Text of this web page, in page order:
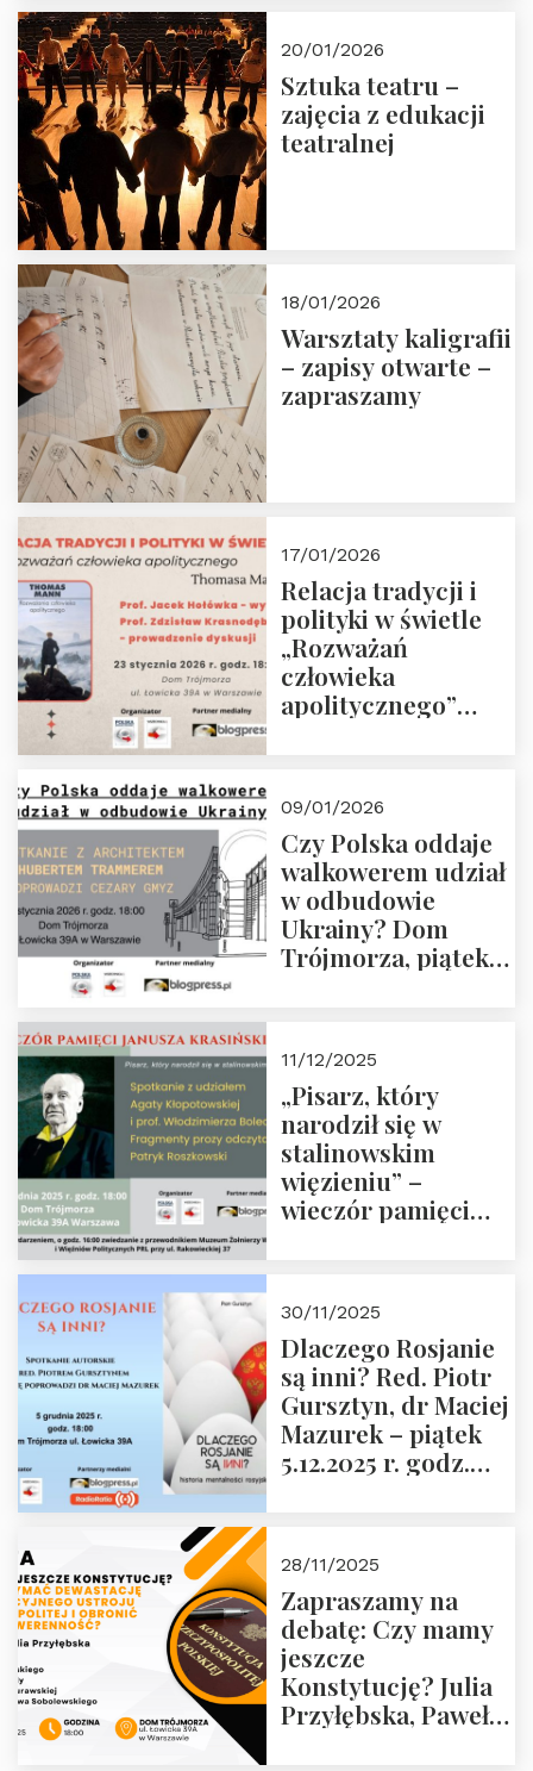
20/01/2026
Sztuka teatru –
zajęcia z edukacji
teatralnej
18/01/2026
Warsztaty kaligrafii
– zapisy otwarte –
zapraszamy
17/01/2026
Relacja tradycji i
polityki w świetle
„Rozważań
człowieka
apolitycznego”
godz. 18:00.
Zapraszamy!
09/01/2026
Czy Polska oddaje
walkowerem udział
w odbudowie
Ukrainy? Dom
Trójmorza, piątek
11/12/2025
„Pisarz, który
narodził się w
stalinowskim
więzieniu” –
wieczór pamięci
zwiedzanie
Muzeum Żołnierzy
Wyklętych i
Więźniów
Politycznych PRL o
godz. 16:00 – 19
30/11/2025
Dlaczego Rosjanie
są inni? Red. Piotr
Gursztyn, dr Maciej
Mazurek – piątek
5.12.2025 r. godz.
28/11/2025
Zapraszamy na
debatę: Czy mamy
jeszcze
Konstytucję? Julia
Przyłębska, Paweł